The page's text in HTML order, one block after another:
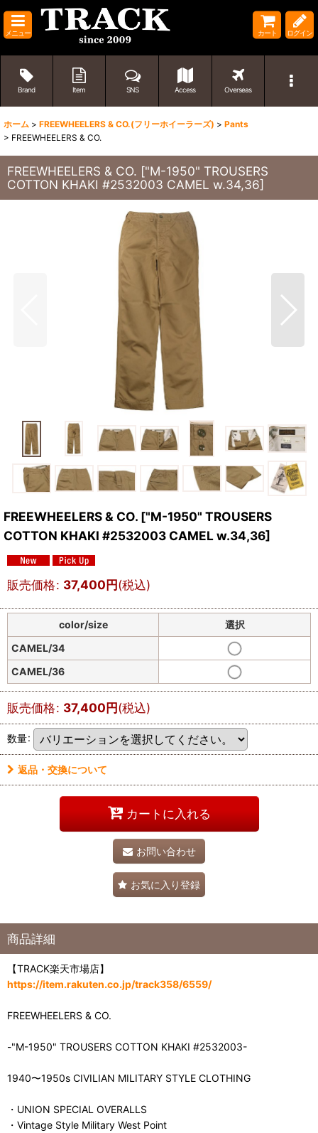
メニュー カート ログイン
Brand Item SNS Access Overseas
ホーム > FREEWHEELERS & CO.(フリーホイーラーズ) > Pants
> FREEWHEELERS & CO.
FREEWHEELERS & CO. ["M-1950" TROUSERS
COTTON KHAKI #2532003 CAMEL w.34,36]
FREEWHEELERS & CO. ["M-1950" TROUSERS
COTTON KHAKI #2532003 CAMEL w.34,36]
販売価格: 37,400円(税込)
color/size
選択
CAMEL/34
CAMEL/36
販売価格: 37,400円(税込)
数量:
返品・交換について
カートに入れる
お問い合わせ
お気に入り登録
商品詳細
【TRACK楽天市場店】
https://item.rakuten.co.jp/track358/6559/
FREEWHEELERS & CO.
-"M-1950" TROUSERS COTTON KHAKI #2532003-
1940〜1950s CIVILIAN MILITARY STYLE CLOTHING
・UNION SPECIAL OVERALLS
・Vintage Style Military West Point